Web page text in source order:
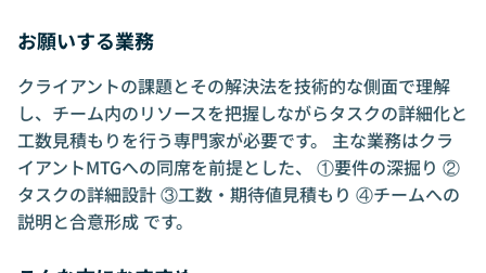
お願いする業務
クライアントの課題とその解決法を技術的な側面で理解
し、チーム内のリソースを把握しながらタスクの詳細化と
工数見積もりを行う専門家が必要です。 主な業務はクラ
イアントMTGへの同席を前提とした、 ①要件の深掘り ②
タスクの詳細設計 ③工数・期待値見積もり ④チームへの
説明と合意形成 です。